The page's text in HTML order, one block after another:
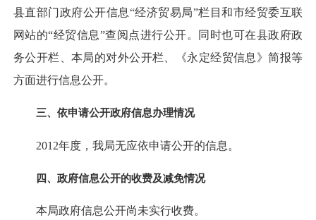
县直部门政府公开信息“经济贸易局”栏目和市经贸委互联
网站的“经贸信息”查阅点进行公开。同时也可在县政府政
务公开栏、本局的对外公开栏、《永定经贸信息》简报等
方面进行信息公开。
三、依申请公开政府信息办理情况
2012年度，我局无应依申请公开的信息。
四、政府信息公开的收费及减免情况
本局政府信息公开尚未实行收费。